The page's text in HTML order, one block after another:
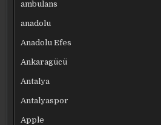
ambulans
anadolu
Anadolu Efes
Ankaragücü
Antalya
Antalyaspor
Apple